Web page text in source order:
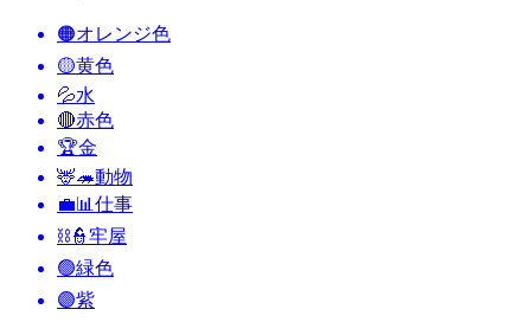
🟠オレンジ色
🟡黄色
💦水
🔴赤色
🏆金
🦌🦔動物
💼📊 仕事
⛓️👮牢屋
🟢緑色
🟣紫